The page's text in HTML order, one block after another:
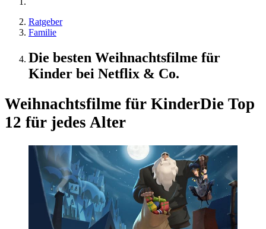
Ratgeber
Familie
Die besten Weihnachtsfilme für
Kinder bei Netflix & Co.
Weihnachtsfilme für KinderDie Top
12 für jedes Alter